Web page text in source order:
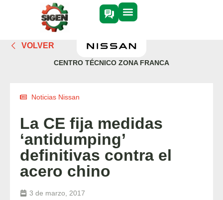
VOLVER
CENTRO TÉCNICO ZONA FRANCA
Noticias Nissan
La CE fija medidas
‘antidumping’
definitivas contra el
acero chino
3 de marzo, 2017